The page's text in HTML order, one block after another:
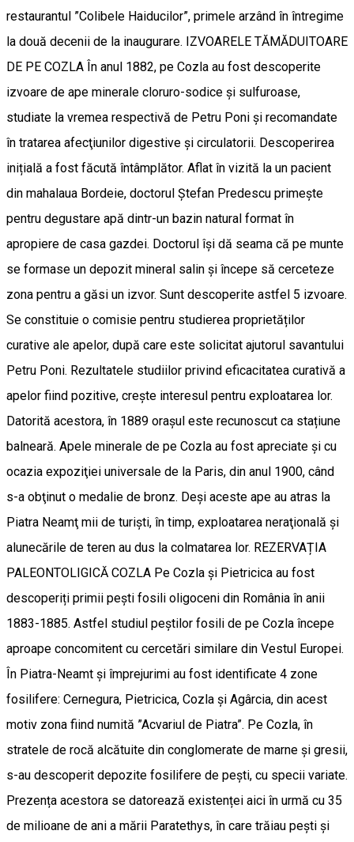
restaurantul ”Colibele Haiducilor”, primele arzând în întregime
la două decenii de la inaugurare. IZVOARELE TĂMĂDUITOARE
DE PE COZLA În anul 1882, pe Cozla au fost descoperite
izvoare de ape minerale cloruro-sodice şi sulfuroase,
studiate la vremea respectivă de Petru Poni şi recomandate
în tratarea afecţiunilor digestive şi circulatorii. Descoperirea
inițială a fost făcută întâmplător. Aflat în vizită la un pacient
din mahalaua Bordeie, doctorul Ștefan Predescu primește
pentru degustare apă dintr-un bazin natural format în
apropiere de casa gazdei. Doctorul își dă seama că pe munte
se formase un depozit mineral salin și începe să cerceteze
zona pentru a găsi un izvor. Sunt descoperite astfel 5 izvoare.
Se constituie o comisie pentru studierea proprietăților
curative ale apelor, după care este solicitat ajutorul savantului
Petru Poni. Rezultatele studiilor privind eficacitatea curativă a
apelor fiind pozitive, crește interesul pentru exploatarea lor.
Datorită acestora, în 1889 orașul este recunoscut ca stațiune
balneară. Apele minerale de pe Cozla au fost apreciate şi cu
ocazia expoziţiei universale de la Paris, din anul 1900, când
s-a obţinut o medalie de bronz. Deşi aceste ape au atras la
Piatra Neamţ mii de turişti, în timp, exploatarea neraţională și
alunecările de teren au dus la colmatarea lor. REZERVAȚIA
PALEONTOLIGICĂ COZLA Pe Cozla și Pietricica au fost
descoperiți primii pești fosili oligoceni din România în anii
1883-1885. Astfel studiul peștilor fosili de pe Cozla începe
aproape concomitent cu cercetări similare din Vestul Europei.
În Piatra-Neamt și împrejurimi au fost identificate 4 zone
fosilifere: Cernegura, Pietricica, Cozla și Agârcia, din acest
motiv zona fiind numită ”Acvariul de Piatra”. Pe Cozla, în
stratele de rocă alcătuite din conglomerate de marne și gresii,
s-au descoperit depozite fosilifere de pești, cu specii variate.
Prezența acestora se datorează existenței aici în urmă cu 35
de milioane de ani a mării Paratethys, în care trăiau pești și